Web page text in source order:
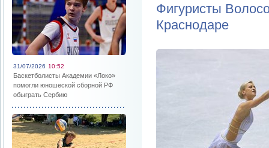
31/07/2026 10:52
Баскетболисты Академии «Локо»
помогли юношеской сборной РФ
обыграть Сербию
Фигуристы
Краснодаре